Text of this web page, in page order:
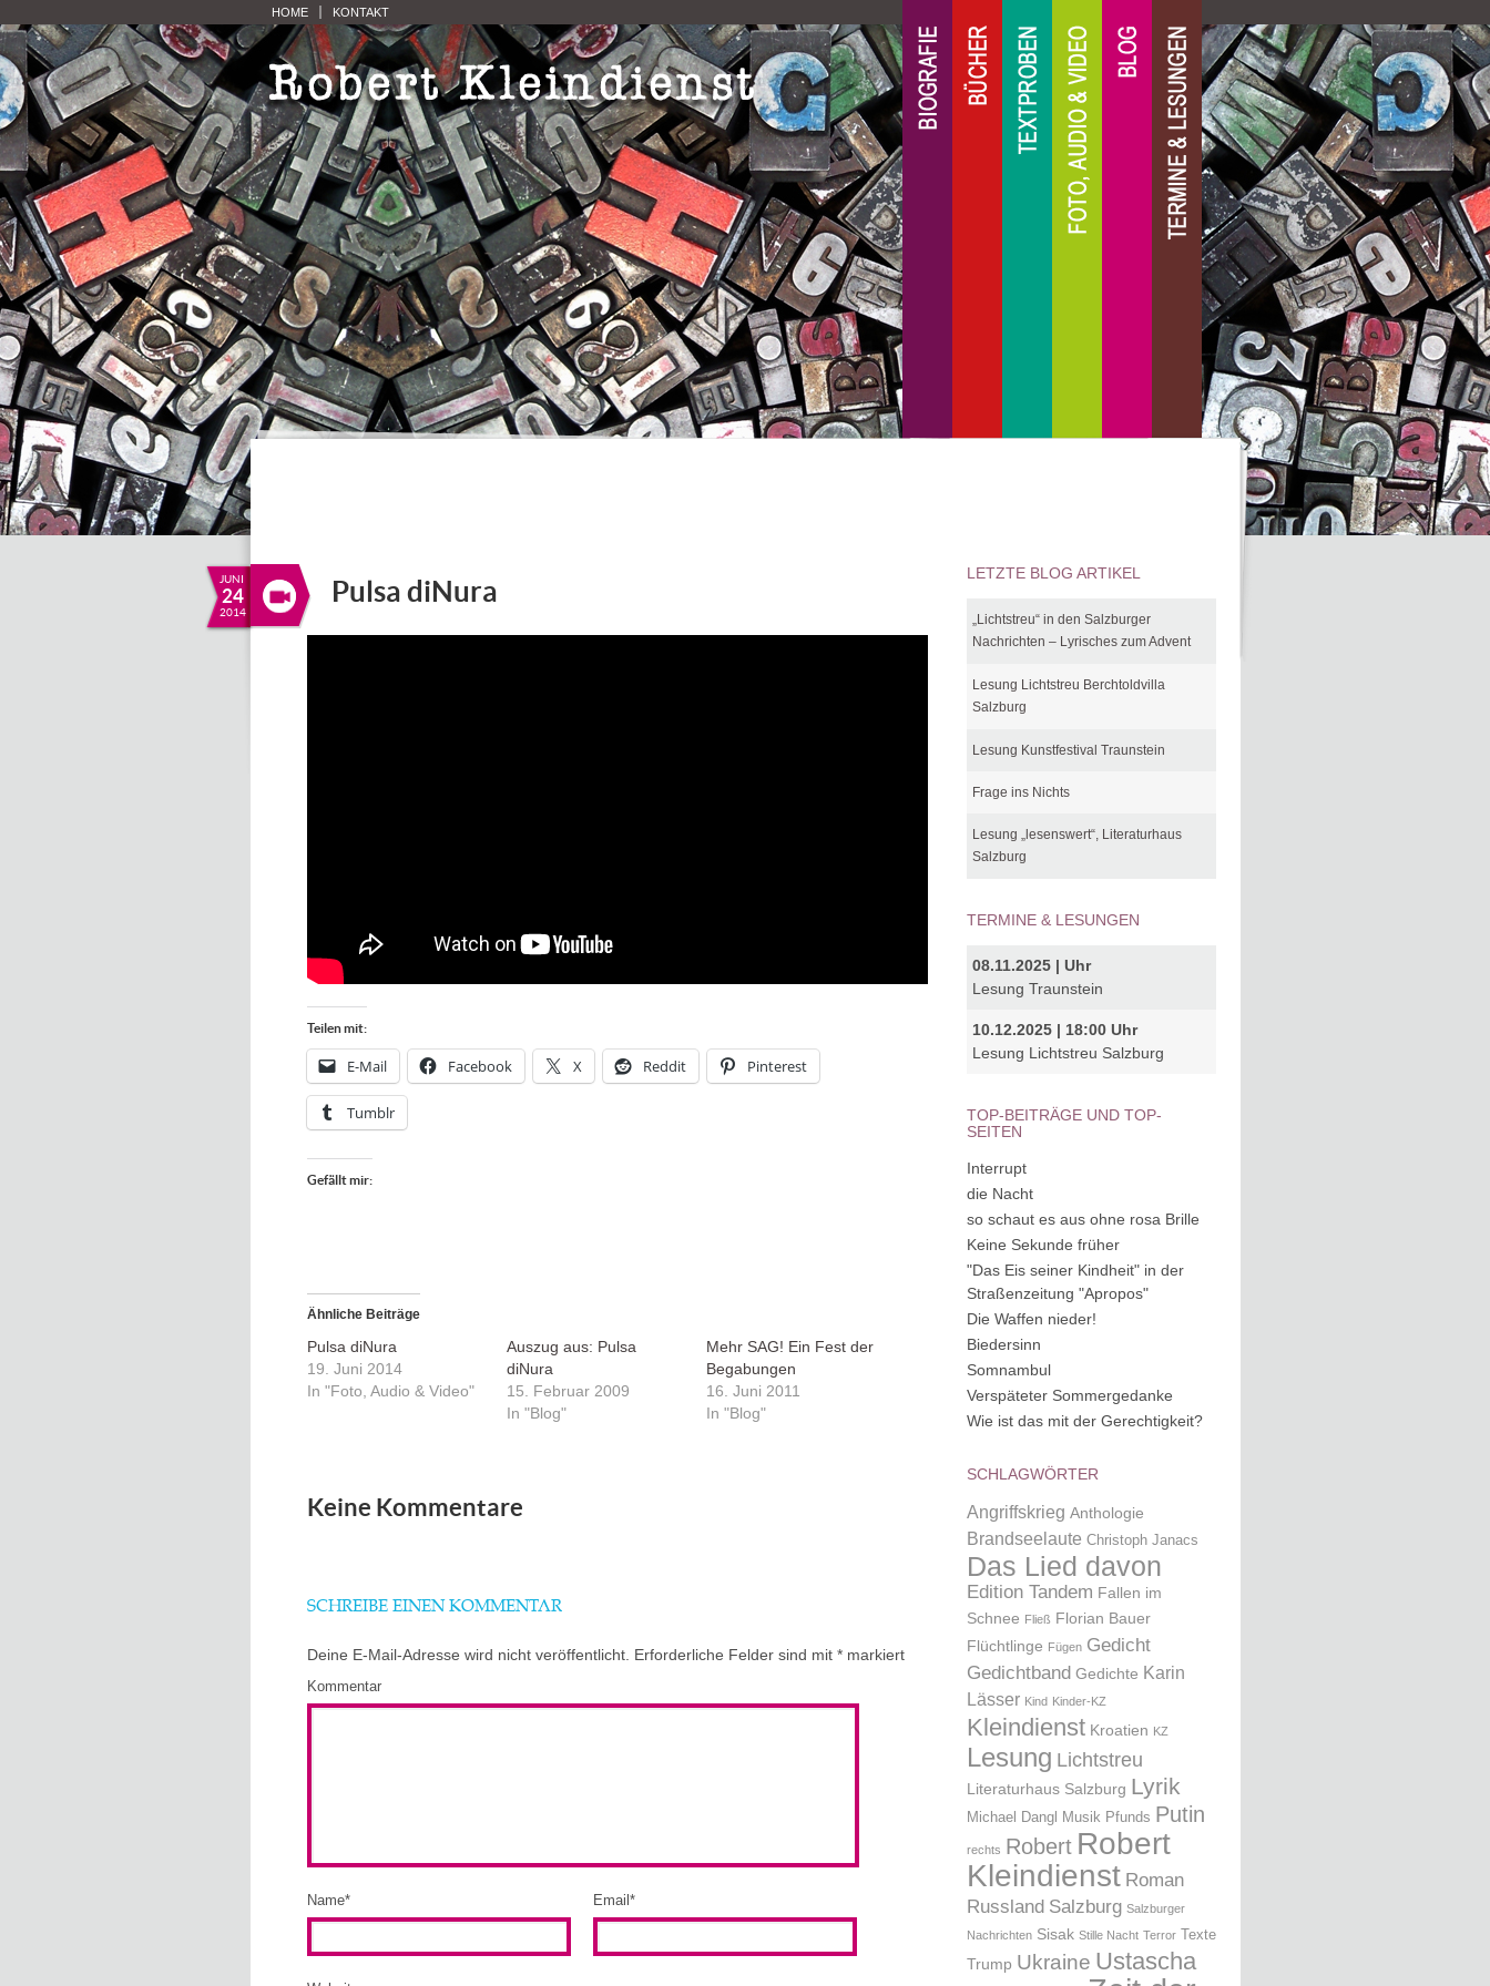
HOME KONTAKT
JUNI
24
2014
Pulsa diNura
Teilen mit:
E-Mail Facebook X Reddit Pinterest
Tumblr
Gefällt mir:
Ähnliche Beiträge
Pulsa diNura
19. Juni 2014
In "Foto, Audio & Video"
Auszug aus: Pulsa
diNura
15. Februar 2009
In "Blog"
Mehr SAG! Ein Fest der
Begabungen
16. Juni 2011
In "Blog"
Keine Kommentare
SCHREIBE EINEN KOMMENTAR
Deine E-Mail-Adresse wird nicht veröffentlicht. Erforderliche Felder sind mit * markiert
Kommentar
Name* Email *
LETZTE BLOG ARTIKEL
„Lichtstreu“ in den Salzburger
Nachrichten – Lyrisches zum Advent
Lesung Lichtstreu Berchtoldvilla
Salzburg
Lesung Kunstfestival Traunstein
Frage ins Nichts
Lesung „lesenswert“, Literaturhaus
Salzburg
TERMINE & LESUNGEN
08.11.2025 | Uhr
Lesung Traunstein
10.12.2025 | 18:00 Uhr
Lesung Lichtstreu Salzburg
TOP-BEITRÄGE UND TOP-
SEITEN
Interrupt
die Nacht
so schaut es aus ohne rosa Brille
Keine Sekunde früher
"Das Eis seiner Kindheit" in der
Straßenzeitung "Apropos"
Die Waffen nieder!
Biedersinn
Somnambul
Verspäteter Sommergedanke
Wie ist das mit der Gerechtigkeit?
SCHLAGWÖRTER
Angriffskrieg Anthologie
Brandseelaute Christoph Janacs
Das Lied davon
Edition Tandem Fallen im
Schnee Fließ Florian Bauer
Flüchtlinge Fügen Gedicht
Gedichtband Gedichte Karin
Lässer Kind Kinder-KZ
Kleindienst Kroatien KZ
Lesung Lichtstreu
Literaturhaus Salzburg Lyrik
Michael Dangl Musik Pfunds Putin
rechts Robert Robert
Kleindienst Roman
Russland Salzburg Salzburger
Nachrichten Sisak Stille Nacht Terror Texte
Trump Ukraine Ustascha